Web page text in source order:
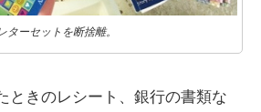
ターセットを断捨離。
ときのレシート、銀行の書類な